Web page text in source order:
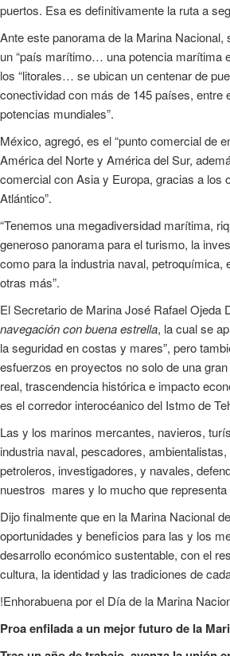
puertos. Esa es definitivamente la ruta a
Ante este panorama de la Marina
un “país marítimo… una potencia marítima
los “litorales… se ubican un centenar de
conectividad con más de 145 países, entre
potencias mundiales”.
México, agregó, es el “punto comercial de
América del Norte y América del Sur,
comercial con Asia y Europa, gracias a los
Atlántico”.
“Tenemos una megadiversidad marítima,
generoso panorama para el turismo, la
como para la industria naval, petroquímica,
otras más”.
El Secretario de Marina José Rafael Ojeda
navegación con buena estrella, la cual se
la seguridad en costas y mares”, pero
esfuerzos en proyectos no solo de una
real, trascendencia histórica e impacto
es el corredor interocéanico del Istmo de
Las y los marinos mercantes, navieros,
industria naval, pescadores,
petroleros, investigadores, y navales,
nuestros mares y lo mucho que
Dijo finalmente que en la Marina Nacional
oportunidades y beneficios para las y los
desarrollo económico sustentable, con el
cultura, la identidad y las tradiciones de
!Enhorabuena por el Día de la Marina
Proa enfilada a un mejor futuro de la